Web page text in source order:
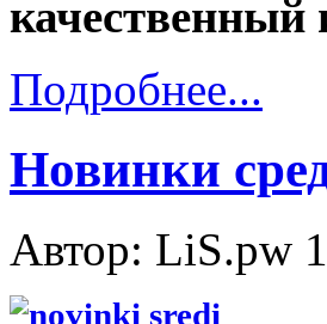
качественный
Подробнее...
Новинки
Автор: LiS.pw